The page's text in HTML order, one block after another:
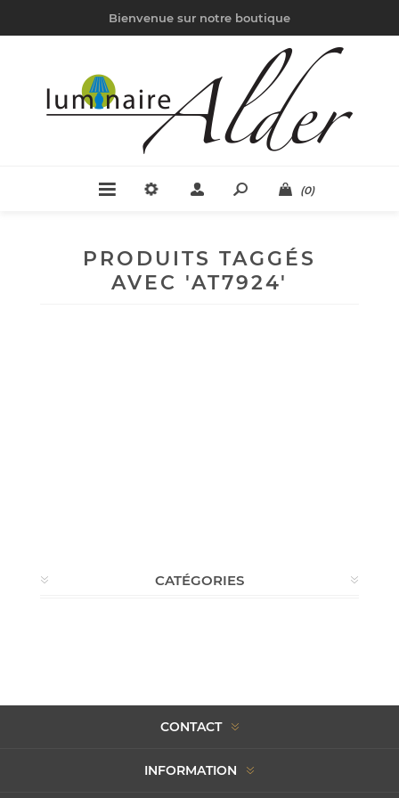
Bienvenue sur notre boutique
(0)
PRODUITS TAGGÉS
AVEC 'AT7924'
CATÉGORIES
CONTACT
INFORMATION